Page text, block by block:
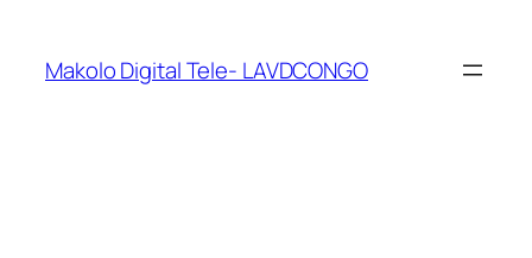
Makolo Digital Tele- LAVDCONGO